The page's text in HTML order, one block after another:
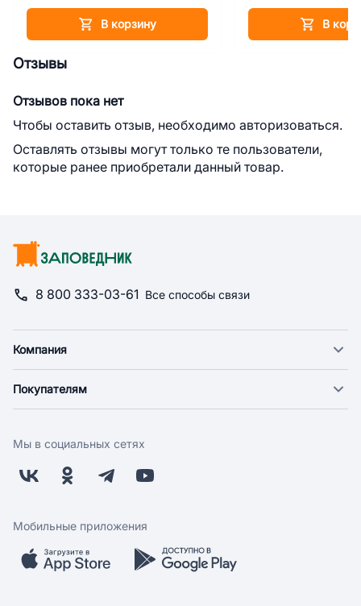
В корзину В
Отзывы
Отзывов пока нет
Чтобы оставить отзыв, необходимо авторизоваться.
Оставлять отзывы могут только те пользователи,
которые ранее приобретали данный товар.
8 800 333-03-61 Все способы связи
Компания
Новости
Поставщикам
Заводчикам
Обратная связь
Покупателям
Оплата
Бонусная программа
Скидки и акции
Мобильное приложение
Мы в социальных сетях
Мобильные приложения